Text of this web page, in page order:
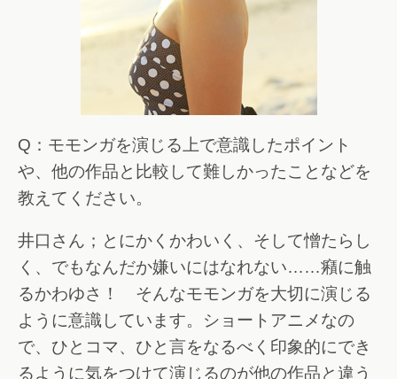
Q：モモンガを演じる上で意識したポイント
や、他の作品と比較して難しかったことなどを
教えてください。
井口さん；とにかくかわいく、そして憎たらし
く、でもなんだか嫌いにはなれない……癪に触
るかわゆさ！ そんなモモンガを大切に演じる
ように意識しています。ショートアニメなの
で、ひとコマ、ひと言をなるべく印象的にでき
るように気をつけて演じるのが他の作品と違う